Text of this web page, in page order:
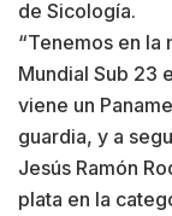
de Sicología.
“Tenemos en la
Mundial Sub 23
viene un
guardia, y a
Jesús Ramón
plata en la